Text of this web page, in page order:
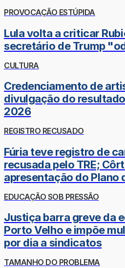
PROVOCAÇÃO ESTÚPIDA
Lula volta a criticar
secretário de Trump
CULTURA
Credenciamento de
divulgação do
2026
REGISTRO RECUSADO
Fúria teve registro de
recusada pelo TRE;
apresentação do Plano
EDUCAÇÃO SOB PRESSÃO
Justiça barra greve da
Porto Velho e impõe
por dia a sindicatos
TAMANHO DO PROBLEMA